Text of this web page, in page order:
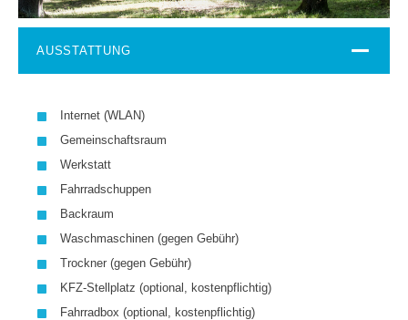
AUSSTATTUNG
Internet (WLAN)
Gemeinschaftsraum
Werkstatt
Fahrradschuppen
Backraum
Waschmaschinen (gegen Gebühr)
Trockner (gegen Gebühr)
KFZ-Stellplatz (optional, kostenpflichtig)
Fahrradbox (optional, kostenpflichtig)